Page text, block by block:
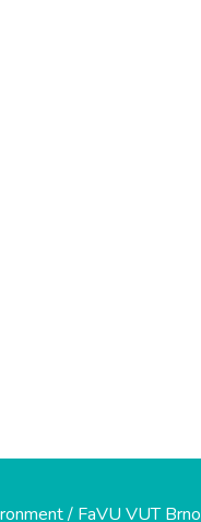
/ FaVU VUT Brno